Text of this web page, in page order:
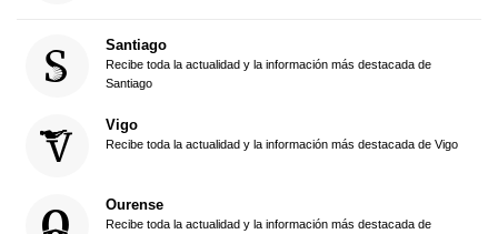
Santiago
Recibe toda la actualidad y la información más destacada de
Santiago
Vigo
Recibe toda la actualidad y la información más destacada de Vigo
Ourense
Recibe toda la actualidad y la información más destacada de